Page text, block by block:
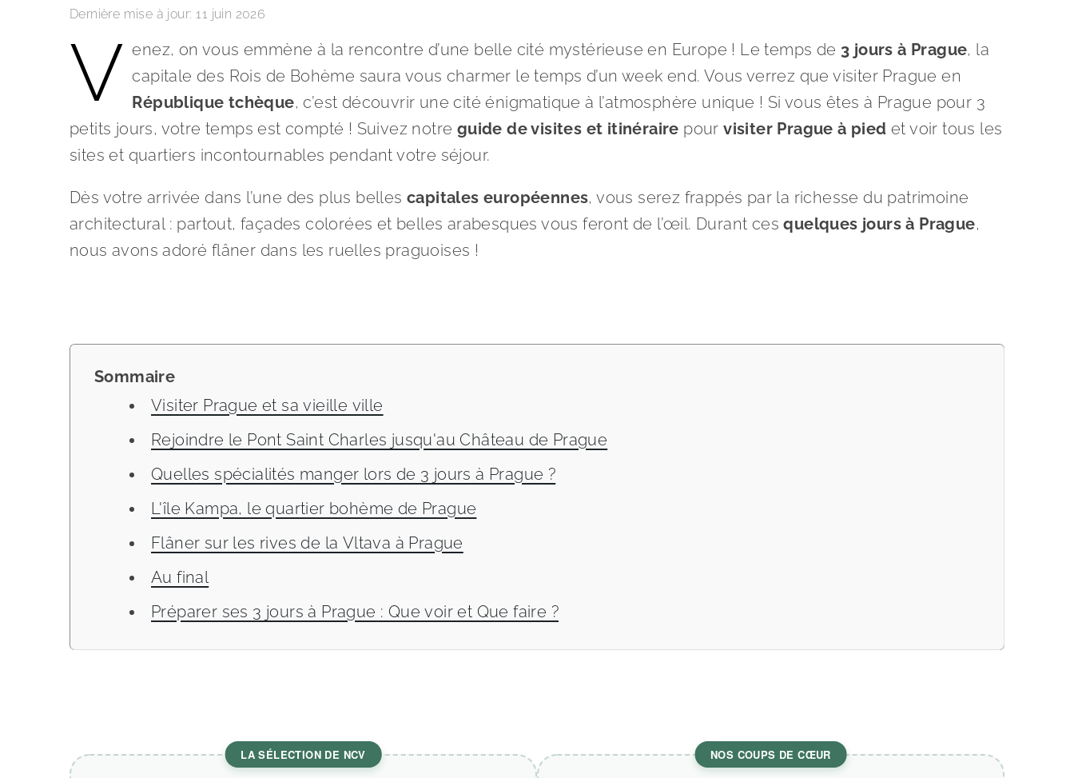
Dernière mise à jour: 11 juin 2026
V enez, on vous emmène à la rencontre d’une belle cité mystérieuse en Europe ! Le temps de 3 jours à Prague, la
capitale des Rois de Bohème saura vous charmer le temps d’un week end. Vous verrez que visiter Prague en
République tchèque, c’est découvrir une cité énigmatique à l’atmosphère unique ! Si vous êtes à Prague pour 3
petits jours, votre temps est compté ! Suivez notre guide de visites et itinéraire pourvisiter Prague à pied et voir tous les
sites et quartiers incontournables pendant votre séjour.
Dès votre arrivée dans l’une des plus belles capitales européennes, vous serez frappés par la richesse du patrimoine
architectural : partout, façades colorées et belles arabesques vous feront de l’œil. Durant cesquelques jours à Prague,
nous avons adoré flâner dans les ruelles praguoises !
Sommaire
Visiter Prague et sa vieille ville
Rejoindre le Pont Saint Charles jusqu'au Château de Prague
Quelles spécialités manger lors de 3 jours à Prague ?
L'île Kampa, le quartier bohème de Prague
Flâner sur les rives de la Vltava à Prague
Au final
Préparer ses 3 jours à Prague : Que voir et Que faire ?
LA SÉLECTION DE NCV NOS COUPS DE CŒUR